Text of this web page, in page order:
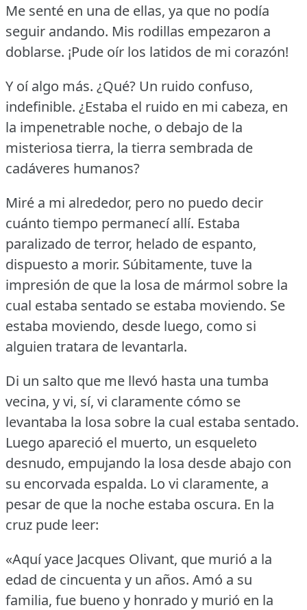
Me senté en una de ellas, ya que no podía
seguir andando. Mis rodillas empezaron a
doblarse. ¡Pude oír los latidos de mi corazón!
Y oí algo más. ¿Qué? Un ruido confuso,
indefinible. ¿Estaba el ruido en mi cabeza, en
la impenetrable noche, o debajo de la
misteriosa tierra, la tierra sembrada de
cadáveres humanos?
Miré a mi alrededor, pero no puedo decir
cuánto tiempo permanecí allí. Estaba
paralizado de terror, helado de espanto,
dispuesto a morir. Súbitamente, tuve la
impresión de que la losa de mármol sobre la
cual estaba sentado se estaba moviendo. Se
estaba moviendo, desde luego, como si
alguien tratara de levantarla.
Di un salto que me llevó hasta una tumba
vecina, y vi, sí, vi claramente cómo se
levantaba la losa sobre la cual estaba sentado.
Luego apareció el muerto, un esqueleto
desnudo, empujando la losa desde abajo con
su encorvada espalda. Lo vi claramente, a
pesar de que la noche estaba oscura. En la
cruz pude leer:
«Aquí yace Jacques Olivant, que murió a la
edad de cincuenta y un años. Amó a su
familia, fue bueno y honrado y murió en la